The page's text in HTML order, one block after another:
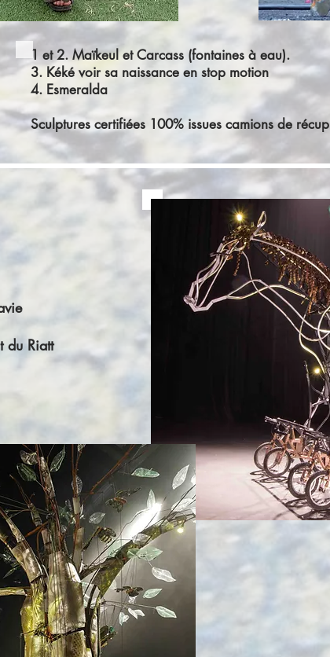
1 et 2. Maïkeul et Carcass (fontaines à eau).
3. Kéké voir sa naissance en stop motion
4. Esmeralda
Sculptures certifiées 100% issues camions de récup
du Riatt